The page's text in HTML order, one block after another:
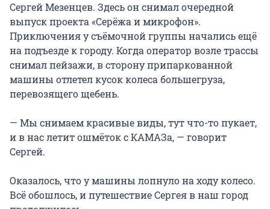
Сергей Мезенцев. Здесь он снимал очередной
выпуск проекта «Серёжа и микрофон».
Приключения у съёмочной группы начались ещё
на подъезде к городу. Когда оператор возле трассы
снимал пейзажи, в сторону припаркованной
машины отлетел кусок колеса большегруза,
перевозящего щебень.
— Мы снимаем красивые виды, тут что-то пукает,
и в нас летит ошмёток с КАМАЗа, — говорит
Сергей.
Оказалось, что у машины лопнуло на ходу колесо.
Всё обошлось, и путешествие Сергея в наш город